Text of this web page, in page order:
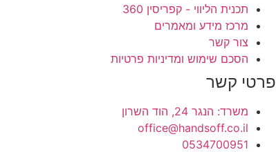
תכנית הליווי - קפריסין 360
מרכז מידע ומאמרים
צור קשר
הסכם שימוש ומדיניות פרטיות
פרטי קשר
משרד: הנגר 24, הוד השרון
office@handsoff.co.il
0534700951